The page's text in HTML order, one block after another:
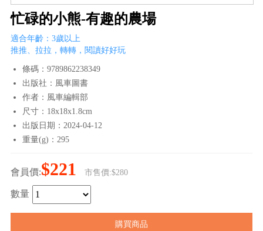
忙碌的小熊-有趣的農場
適合年齡：3歲以上
推推、拉拉，轉轉，閱讀好好玩
條碼：9789862238349
出版社：風車圖書
作者：風車編輯部
尺寸：18x18x1.8cm
出版日期：2024-04-12
重量(g)：295
會員價:$221 市售價:$280
數量